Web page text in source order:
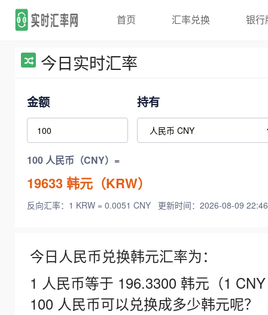
首页 汇率兑换 银行
今日实时汇率
金额 持有
100 人民币（CNY）=
19633韩元（KRW）
反向汇率：1 KRW = 0.0051 CNY 更新时间：2026-08-09
今日人民币兑换韩元汇率为：
1 人民币等于 196.3300 韩元（1
100 人民币可以兑换成多少韩元呢？